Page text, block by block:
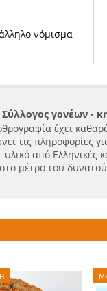
νόμισμα
γονέων -
έχει
τις πληροφορίες
υλικό από Ελληνικές
μέτρο του